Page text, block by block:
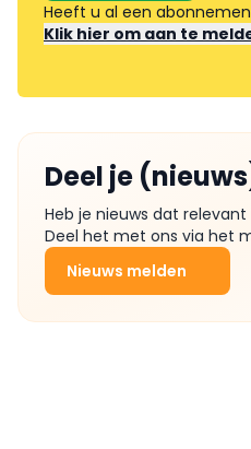
Heeft u al een
Klik hier om aan te
Deel je
Heb je nieuws dat
Deel het met ons via het
Nieuws melden